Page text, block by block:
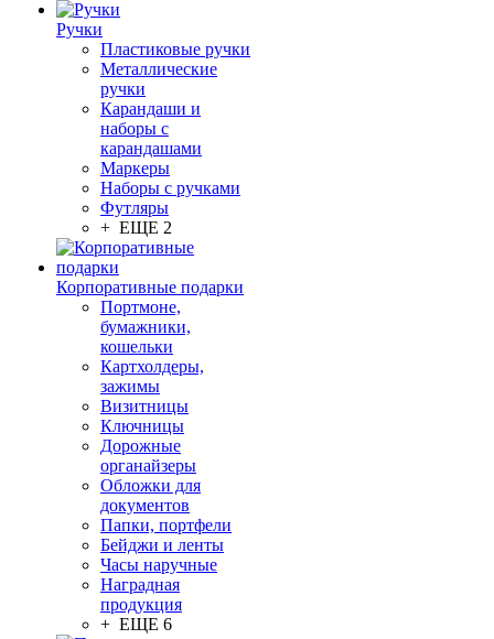
Ручки
Пластиковые ручки
Металлические
ручки
Карандаши и
наборы с
карандашами
Маркеры
Наборы с ручками
Футляры
+ ЕЩЕ 2
Корпоративные подарки
Портмоне,
бумажники,
кошельки
Картхолдеры,
зажимы
Визитницы
Ключницы
Дорожные
органайзеры
Обложки для
документов
Папки, портфели
Бейджи и ленты
Часы наручные
Наградная
продукция
+ ЕЩЕ 6